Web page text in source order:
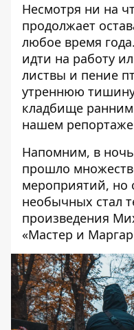
Несмотря ни на
продолжает
любое время
идти на работу
листвы и пение
утреннюю
кладбище
нашем
Напомним, в
прошло
мероприятий, но
необычных стал
произведения
«Мастер и